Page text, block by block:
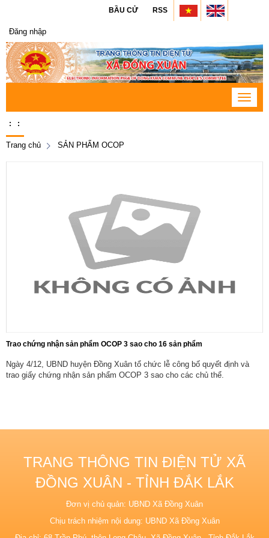
BẦU CỬ RSS
Đăng nhập
Toggle
: :
Trang chủ SẢN PHẨM OCOP
Trao chứng nhận sản phẩm OCOP 3 sao cho 16 sản phẩm
Ngày 4/12, UBND huyện Đồng Xuân tổ chức lễ công bố quyết định và
trao giấy chứng nhận sản phẩm OCOP 3 sao cho các chủ thể.
TRANG THÔNG TIN ĐIỆN TỬ XÃ
ĐỒNG XUÂN - TỈNH ĐẮK LẮK
Đơn vị chủ quản: UBND Xã Đồng Xuân
Chịu trách nhiệm nội dung: UBND Xã Đồng Xuân